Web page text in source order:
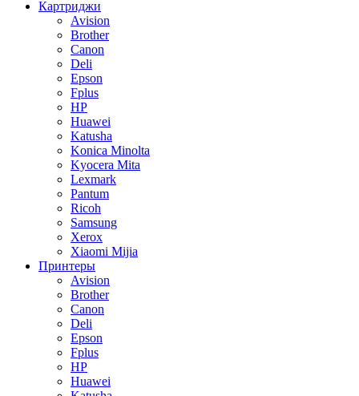
Картриджи
Avision
Brother
Canon
Deli
Epson
Fplus
HP
Huawei
Katusha
Konica Minolta
Kyocera Mita
Lexmark
Pantum
Ricoh
Samsung
Xerox
Xiaomi Mijia
Принтеры
Avision
Brother
Canon
Deli
Epson
Fplus
HP
Huawei